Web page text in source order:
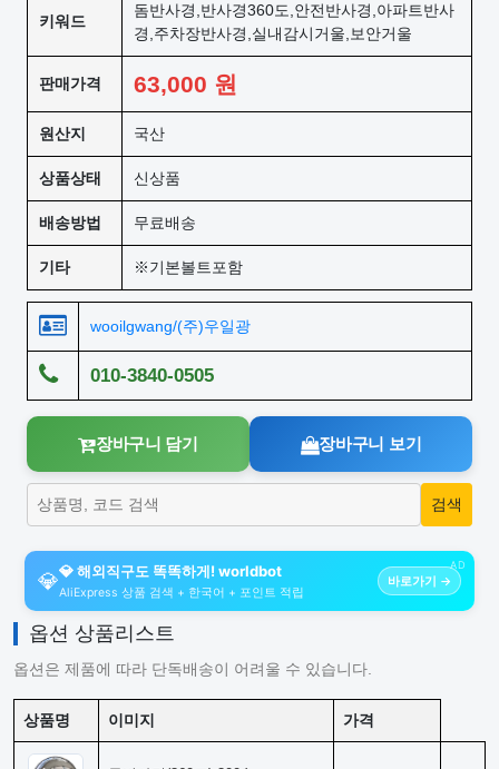
키워드
돔반사경,반사경360도,안전반사경,아파트반사
경,주차장반사경,실내감시거울,보안거울
판매가격 63,000 원
원산지 국산
상품상태 신상품
배송방법 무료배송
기타 ※기본볼트포함
wooilgwang/(주)우일광
010-3840-0505
장바구니 담기 장바구니 보기
AD
💎💎 해외직구도 똑똑하게! worldbot
AliExpress 상품 검색 + 한국어 + 포인트 적립
바로가기 →
옵션 상품리스트
옵션은 제품에 따라 단독배송이 어려울 수 있습니다.
상품명 이미지 가격